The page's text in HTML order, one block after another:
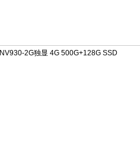
2G独显 4G 500G+128G SSD